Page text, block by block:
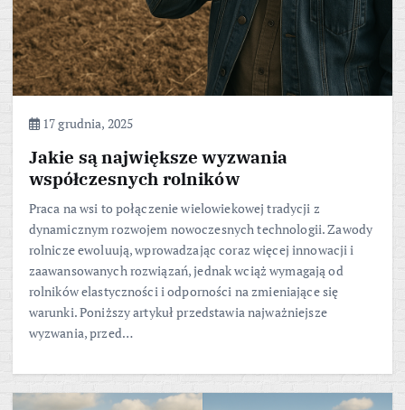
17 grudnia, 2025
Jakie są największe wyzwania
współczesnych rolników
Praca na wsi to połączenie wielowiekowej tradycji z
dynamicznym rozwojem nowoczesnych technologii. Zawody
rolnicze ewoluują, wprowadzając coraz więcej innowacji i
zaawansowanych rozwiązań, jednak wciąż wymagają od
rolników elastyczności i odporności na zmieniające się
warunki. Poniższy artykuł przedstawia najważniejsze
wyzwania, przed…